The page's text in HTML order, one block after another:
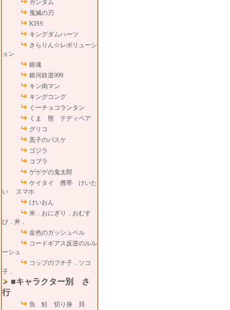
ガンダム
鬼滅の刃
KISS
キングダムハーツ
きらりん☆レボリューシ
ョン
銀魂
銀河鉄道999
キン肉マン
キングコング
ぐーチョコランタン
くま 熊 テディベア
グリコ
黒子のバスケ
ゴジラ
コブラ
ゲゲゲの鬼太郎
ケイタイ 携帯 けいた
い スマホ
けいおん
米．おにぎり．おむす
び．丼．
金色のガッシュベル
コードギアス反逆のルル
ーシュ
コップのフチ子．ソコ
子．
■キャラクター別 さ
行
魚 鮭 切り身 貝